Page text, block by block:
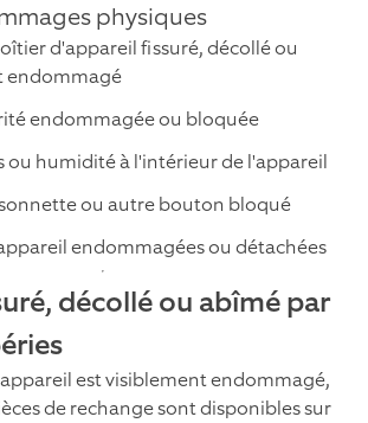
physiques
d'appareil fissuré, décollé ou
endommagé
endommagée ou bloquée
ou humidité à l'intérieur de l'appareil
ou autre bouton bloqué
endommagées ou détachées
décollé ou abîmé par
est visiblement endommagé,
de rechange sont disponibles sur